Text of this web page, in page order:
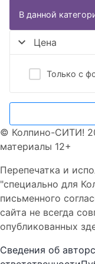
В данной
Цена
Только с
© Колпино-СИТИ!
материалы 12+
Перепечатка и
"специально для
письменного
сайта не всегда
опубликованных
Сведения об